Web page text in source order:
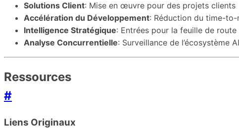
Solutions Client: Mise en œuvre pour des projets clients
Accélération du Développement: Réduction du time-
Intelligence Stratégique: Entrées pour la feuille de
Analyse Concurrentielle: Surveillance de l’écosystème AI
Ressources
#
Liens Originaux